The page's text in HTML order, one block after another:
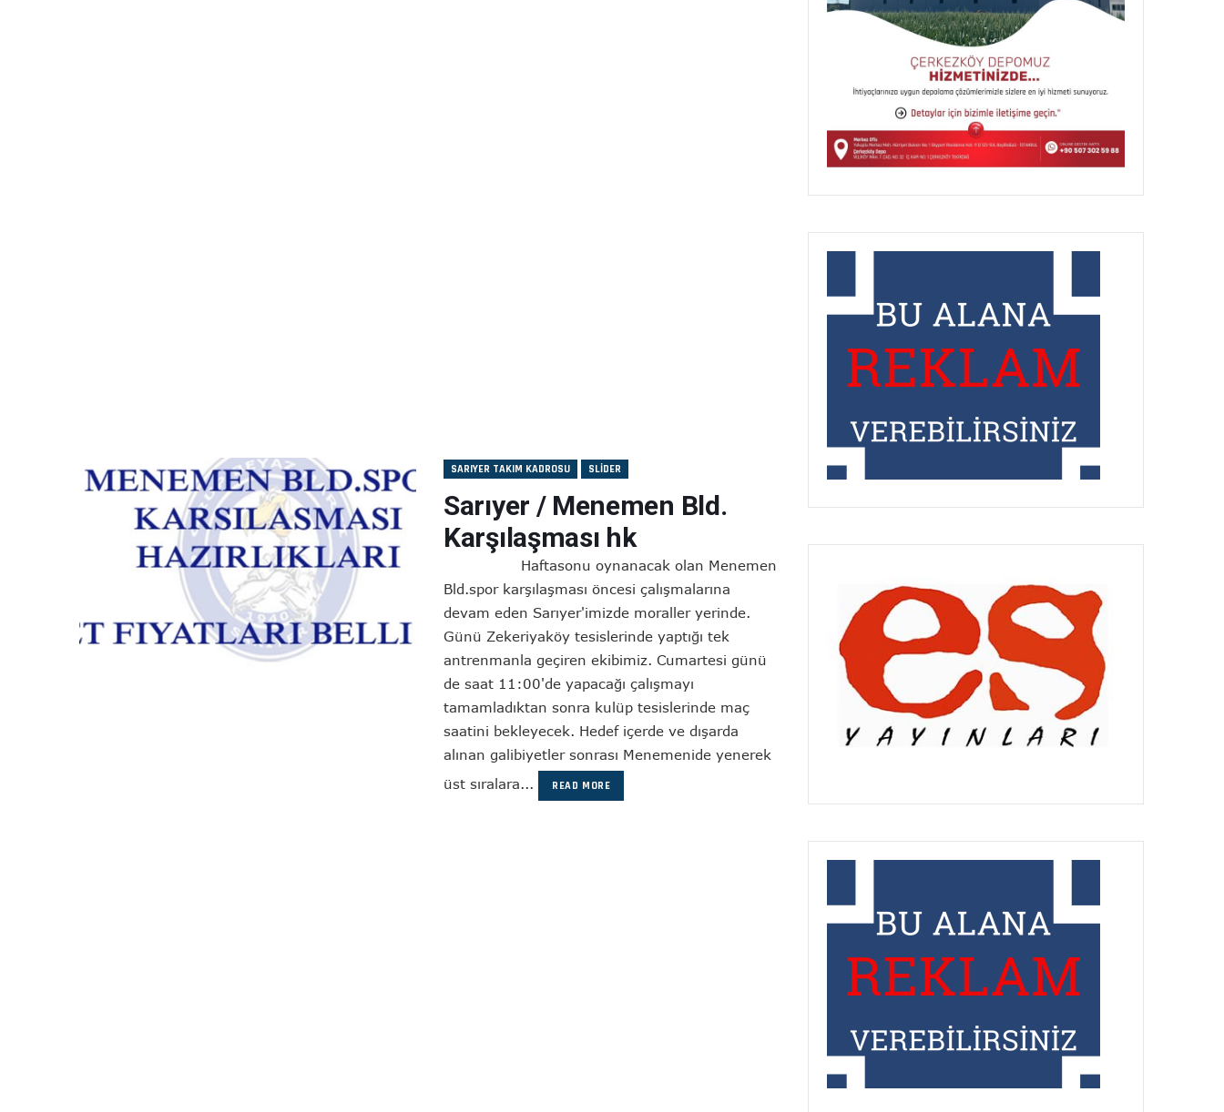
SARIYER TAKIM KADROSU SLIDER
Sarıyer / Menemen Bld.
Karşılaşması hk
Haftasonu oynanacak olan Menemen
Bld.spor karşılaşması öncesi çalışmalarına
devam eden Sarıyer'imizde moraller yerinde.
Günü Zekeriyaköy tesislerinde yaptığı tek
antrenmanla geçiren ekibimiz. Cumartesi günü
de saat 11:00'de yapacağı çalışmayı
tamamladıktan sonra kulüp tesislerinde maç
saatini bekleyecek. Hedef içerde ve dışarda
alınan galibiyetler sonrası Menemenide yenerek
üst sıralara...
READ MORE